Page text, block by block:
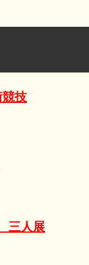
競技
三人展